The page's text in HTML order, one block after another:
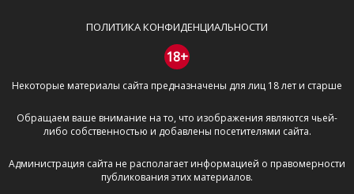
призывы к насилию и высказывания,
направленные на разжигание расовой,
межнациональной и религиозной розни —
пожалейте наших модераторов, они кстати
очень славные ребята, поверьте.
буквами.
Не копируйте рецензии с других сайтов, нам
важно именно ваше мнение.
Не размещайте рекламу!
ПОЛИТИКА КОНФИДЕНЦИАЛЬНОСТИ
18+
Некоторые материалы сайта предназначены для лиц 18 лет и старше
Обращаем ваше внимание на то, что изображения являются чьей-
либо собственностью и добавлены посетителями сайта.
Администрация сайта не располагает информацией о правомерности
публикования этих материалов.